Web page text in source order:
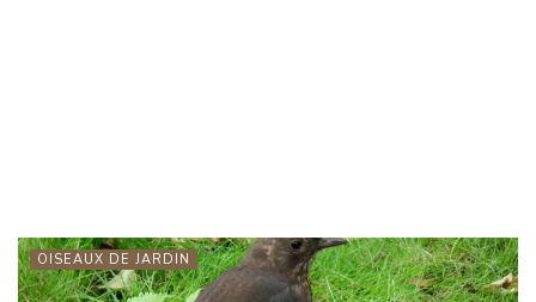
OISEAUX DE JARDIN